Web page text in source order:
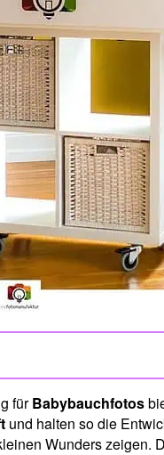
fürBabybauchfotos
und halten so die
Wunders